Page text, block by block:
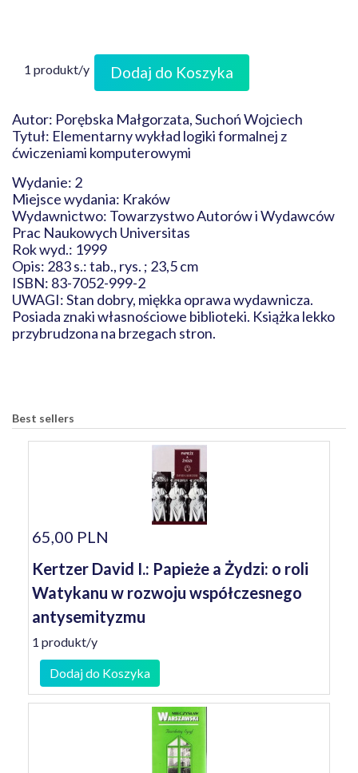
1 produkt/y Dodaj do Koszyka
Autor: Porębska Małgorzata, Suchoń Wojciech
Tytuł: Elementarny wykład logiki formalnej z
ćwiczeniami komputerowymi
Wydanie: 2
Miejsce wydania: Kraków
Wydawnictwo: Towarzystwo Autorów i Wydawców
Prac Naukowych Universitas
Rok wyd.: 1999
Opis: 283 s.: tab., rys. ; 23,5 cm
ISBN: 83-7052-999-2
UWAGI: Stan dobry, miękka oprawa wydawnicza.
Posiada znaki własnościowe biblioteki. Książka lekko
przybrudzona na brzegach stron.
Best sellers
65,00 PLN
Kertzer David I.: Papieże a Żydzi: o roli
Watykanu w rozwoju współczesnego
antysemityzmu
1 produkt/y
Dodaj do Koszyka